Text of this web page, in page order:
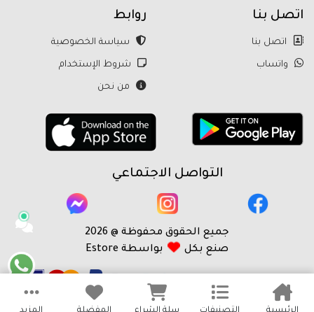
اتصل بنا
اتصل بنا
واتساب
روابط
سياسة الخصوصية
شروط الإستخدام
من نحن
التواصل الاجتماعي
جميع الحقوق محفوظة @ 2026
صنع بكل
بواسطة Estore